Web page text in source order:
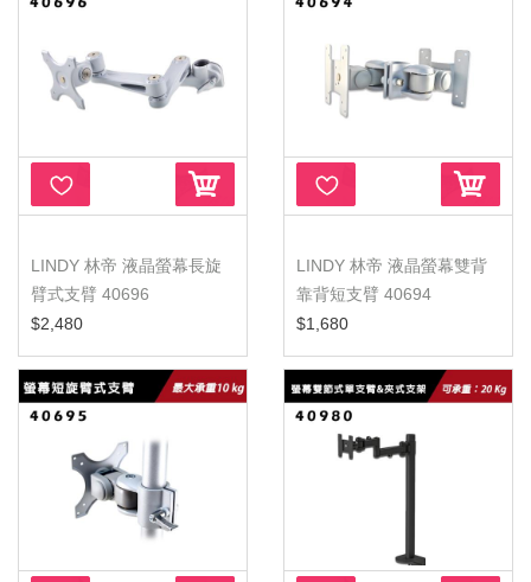
LINDY 林帝 液晶螢幕長旋
臂式支臂 40696
$2,480
LINDY 林帝 液晶螢幕雙背
靠背短支臂 40694
$1,680